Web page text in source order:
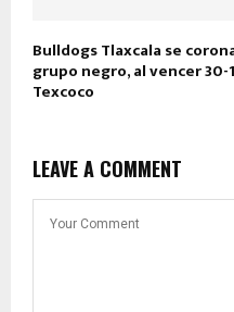
Bulldogs Tlaxcala se
grupo negro, al vencer
Texcoco
LEAVE A COMMENT